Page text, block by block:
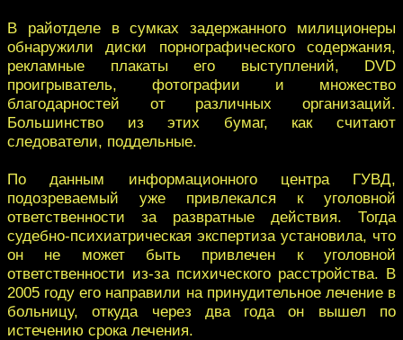
В райотделе в сумках задержанного милиционеры
обнаружили диски порнографического содержания,
рекламные плакаты его выступлений, DVD
проигрыватель, фотографии и множество
благодарностей от различных организаций.
Большинство из этих бумаг, как считают
следователи, поддельные.
По данным информационного центра ГУВД,
подозреваемый уже привлекался к уголовной
ответственности за развратные действия. Тогда
судебно-психиатрическая экспертиза установила, что
он не может быть привлечен к уголовной
ответственности из-за психического расстройства. В
2005 году его направили на принудительное лечение в
больницу, откуда через два года он вышел по
истечению срока лечения.